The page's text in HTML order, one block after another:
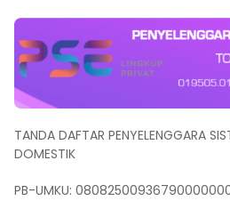
TANDA DAFTAR PENYELENGGARA
DOMESTIK
PB-UMKU: